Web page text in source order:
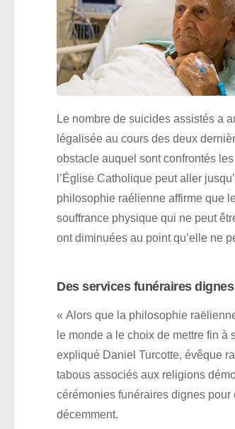
Le nombre de suicides assistés a
légalisée au cours des deux
obstacle auquel sont confrontés
l’Église Catholique peut aller
philosophie raélienne affirme que
souffrance physique qui ne peut
ont diminuées au point qu’elle ne
Des services funéraires
« Alors que la philosophie
le monde a le choix de mettre fin à
expliqué Daniel Turcotte, évêque
tabous associés aux religions
cérémonies funéraires dignes
décemment.